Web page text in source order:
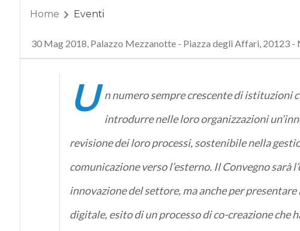
Home Eventi
30 Mag 2018, Palazzo Mezzanotte - Piazza degli Affari, 20123 -
U n numero sempre crescente di istituzioni
introdurre nelle loro organizzazioni
revisione dei loro processi, sostenibile nella
comunicazione verso l’esterno. Il Convegno sarà
innovazione del settore, ma anche per
digitale, esito di un processo di co-creazione che